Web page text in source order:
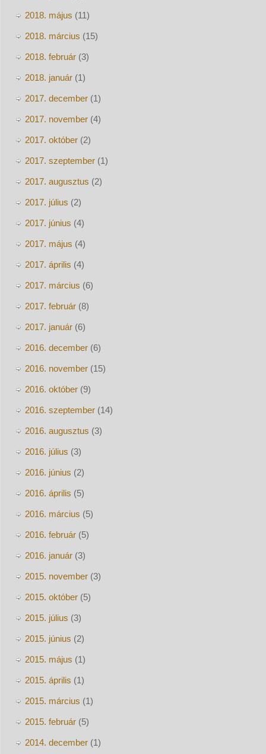
2018. május (11)
2018. március (15)
2018. február(3)
2018. január(1)
2017. december(1)
2017. november(4)
2017. október(2)
2017. szeptember(1)
2017. augusztus (2)
2017. július (2)
2017. június (4)
2017. május (4)
2017. április (4)
2017. március (6)
2017. február(8)
2017. január(6)
2016. december(6)
2016. november(15)
2016. október(9)
2016. szeptember(14)
2016. augusztus (3)
2016. július (3)
2016. június (2)
2016. április (5)
2016. március (5)
2016. február(5)
2016. január(3)
2015. november(3)
2015. október(5)
2015. július (3)
2015. június (2)
2015. május (1)
2015. április (1)
2015. március (1)
2015. február(5)
2014. december(1)